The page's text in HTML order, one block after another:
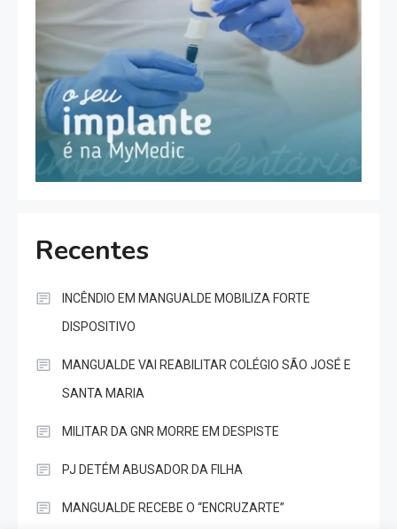
Recentes
INCÊNDIO EM MANGUALDE MOBILIZA FORTE
DISPOSITIVO
MANGUALDE VAI REABILITAR COLÉGIO SÃO JOSÉ E
SANTA MARIA
MILITAR DA GNR MORRE EM DESPISTE
PJ DETÉM ABUSADOR DA FILHA
MANGUALDE RECEBE O “ENCRUZARTE”